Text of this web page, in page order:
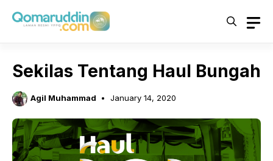
Sekilas Tentang Haul Bungah
Agil Muhammad January 14, 2020